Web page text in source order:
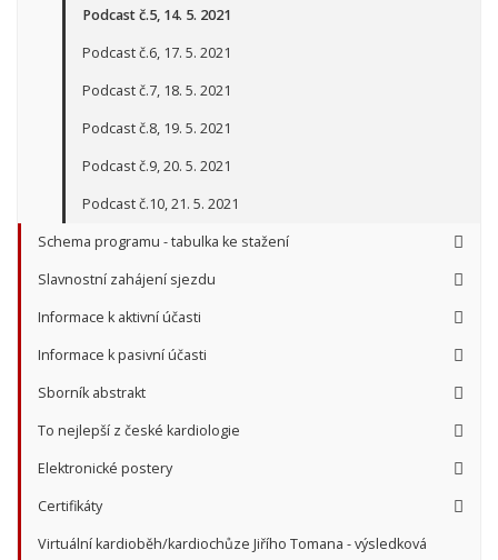
Podcast č.5, 14. 5. 2021
Podcast č.6, 17. 5. 2021
Podcast č.7, 18. 5. 2021
Podcast č.8, 19. 5. 2021
Podcast č.9, 20. 5. 2021
Podcast č.10, 21. 5. 2021
Schema programu - tabulka ke stažení
Slavnostní zahájení sjezdu
Informace k aktivní účasti
Informace k pasivní účasti
Sborník abstrakt
To nejlepší z české kardiologie
Elektronické postery
Certifikáty
Virtuální kardioběh/kardiochůze Jiřího Tomana - výsledková